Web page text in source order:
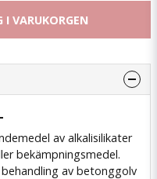
I VARUKORGEN
av alkalisilikater
bekämpningsmedel.
av betonggolv